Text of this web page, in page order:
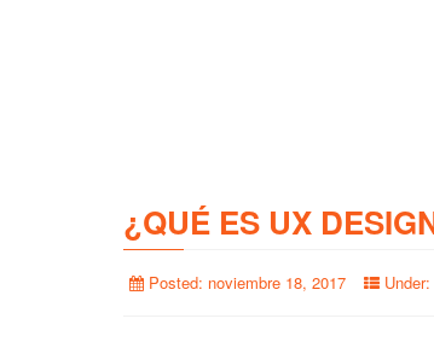
¿QUÉ ES UX
Posted: noviembre 18, 2017 Under: